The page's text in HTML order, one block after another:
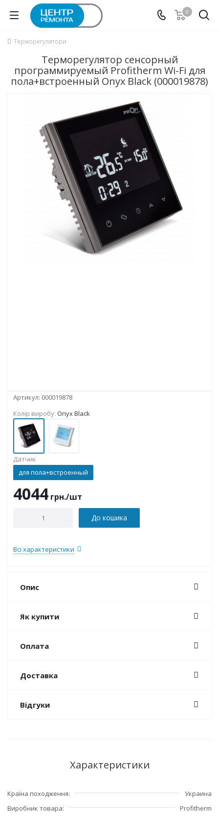
0
Терморегулятори
Терморегулятор сенсорный
программируемый Profitherm Wi-Fi для
пола+встроенный Onyx Black (000019878)
Артикул: 000019878
Колір виробу: Onyx Black
Датчик
для пола+встроенный
4044 грн./шт
До кошика
Всі характеристики
Опис
Як купити
Оплата
Доставка
Відгуки
Характеристики
Країна походження
Украина
Виробник товара
Profitherm